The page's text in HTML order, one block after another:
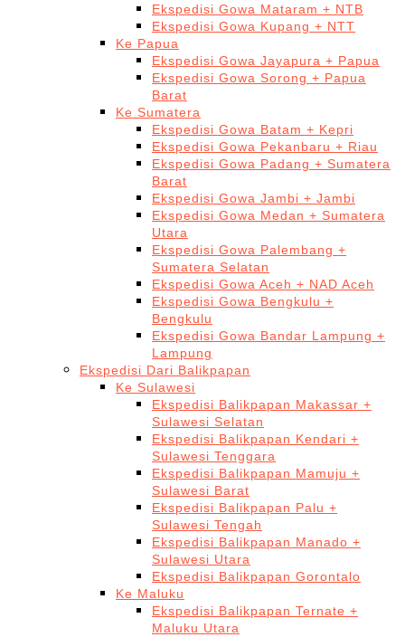
Ekspedisi Gowa Mataram + NTB
Ekspedisi Gowa Kupang + NTT
Ke Papua
Ekspedisi Gowa Jayapura + Papua
Ekspedisi Gowa Sorong + Papua
Barat
Ke Sumatera
Ekspedisi Gowa Batam + Kepri
Ekspedisi Gowa Pekanbaru + Riau
Ekspedisi Gowa Padang + Sumatera
Barat
Ekspedisi Gowa Jambi + Jambi
Ekspedisi Gowa Medan + Sumatera
Utara
Ekspedisi Gowa Palembang +
Sumatera Selatan
Ekspedisi Gowa Aceh + NAD Aceh
Ekspedisi Gowa Bengkulu +
Bengkulu
Ekspedisi Gowa Bandar Lampung +
Lampung
Ekspedisi Dari Balikpapan
Ke Sulawesi
Ekspedisi Balikpapan Makassar +
Sulawesi Selatan
Ekspedisi Balikpapan Kendari +
Sulawesi Tenggara
Ekspedisi Balikpapan Mamuju +
Sulawesi Barat
Ekspedisi Balikpapan Palu +
Sulawesi Tengah
Ekspedisi Balikpapan Manado +
Sulawesi Utara
Ekspedisi Balikpapan Gorontalo
Ke Maluku
Ekspedisi Balikpapan Ternate +
Maluku Utara